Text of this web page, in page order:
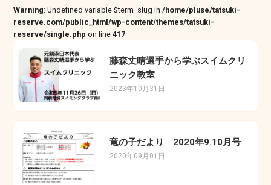
Warning: Undefined variable $term_slug in/home/pluse/tatsuki-
reserve.com/public_html/wp-content/themes/tatsuki-
reserve/single.php on line417
藤森丈晴選手から学ぶスイムクリ
ニック教室
2023年10月31日
竜の子だより 2020年9.10月号
2020年09月01日